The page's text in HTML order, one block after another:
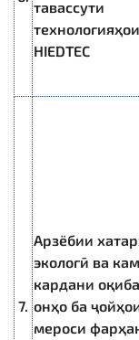
тавассути
HIEDTEC
7.
Арзёбии
экологӣ ва кам
кардани
онҳо ба
мероси